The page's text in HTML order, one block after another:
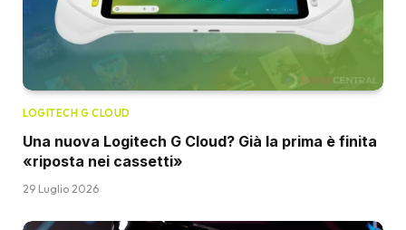
LOGITECH G CLOUD
Una nuova Logitech G Cloud? Già la prima è finita
«riposta nei cassetti»
29 Luglio 2026